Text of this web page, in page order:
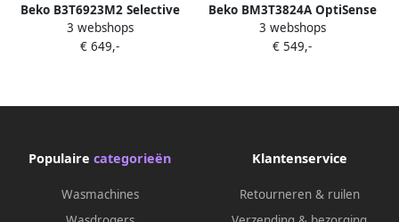
Beko B3T6923M2 Selective
Line Warmtepompdroger
Grijs
3 webshops
€ 649,-
Beko BM3T3824A OptiSense
Warmtepompdroger 8 kg
3 webshops
€ 549,-
Populaire categorieën
Wasmachines
Klantenservice
Retourneren & ruilen